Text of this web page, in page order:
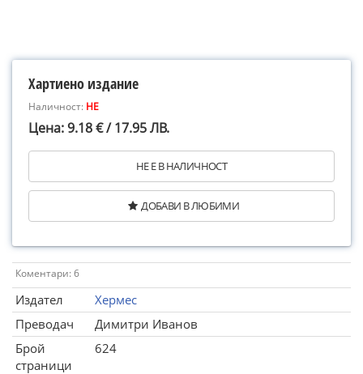
Хартиено издание
Наличност: НЕ
Цена: 9.18 € / 17.95 ЛВ.
НЕ Е В НАЛИЧНОСТ
ДОБАВИ В ЛЮБИМИ
Коментари: 6
Издател
Хермес
Преводач
Димитри Иванов
Брой
страници
624